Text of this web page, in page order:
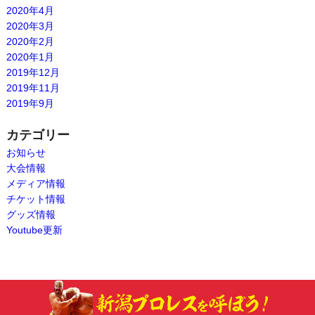
2020年4月
2020年3月
2020年2月
2020年1月
2019年12月
2019年11月
2019年9月
カテゴリー
お知らせ
大会情報
メディア情報
チケット情報
グッズ情報
Youtube更新